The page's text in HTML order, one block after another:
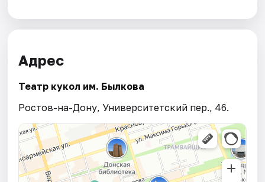
Адрес
Театр кукол им. Былкова
Ростов-на-Дону, Университетский пер., 46.